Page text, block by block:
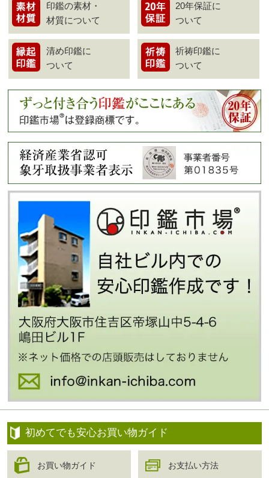
印鑑の素材・
材質について
20年保証に
ついて
清め印鑑に
ついて
祈祷印鑑に
ついて
初めてでも安心お買い物ガイド
お買い物ガイド お支払い方法